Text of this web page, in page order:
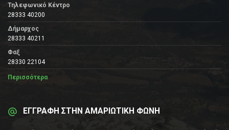
Τηλεφωνικό Κέντρο
28333 40200
Δήμαρχος
28333 40211
Φαξ
28330 22104
Περισσότερα
ΕΓΓΡΑΦΗ ΣΤΗΝ ΑΜΑΡΙΩΤΙΚΗ ΦΩΝΗ